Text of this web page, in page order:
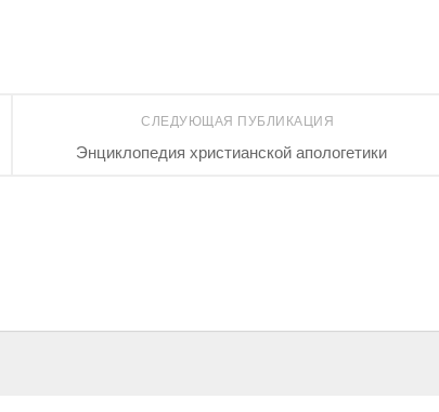
СЛЕДУЮЩАЯ ПУБЛИКАЦИЯ
Энциклопедия христианской апологетики